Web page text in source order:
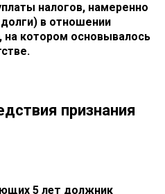
налогов, намеренно
в отношении
на котором основывалось
признания
5 лет должник